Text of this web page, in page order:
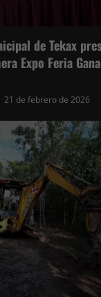
de Tekax
Expo Feria
21 de febrero de 2026